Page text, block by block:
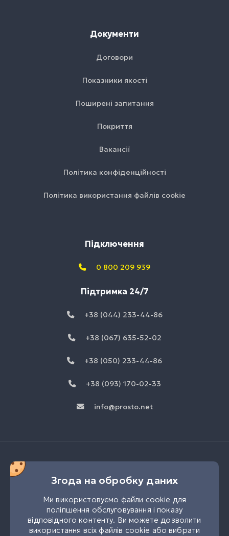
Документи
Договори
Показники якості
Поширені запитання
Покриття
Вакансії
Політика конфіденційності
Політика використання файлів cookie
Підключення
0 800 209 939
Підтримка 24/7
+38 (044) 233-44-86
+38 (067) 635-52-02
+38 (050) 233-44-86
+38 (093) 170-02-33
info@prosto.net
Згода на обробку даних
Ми використовуємо файли cookie для
поліпшення обслуговування і показу
відповідного контенту. Ви можете дозволити
використання всіх файлів cookie або вибрати